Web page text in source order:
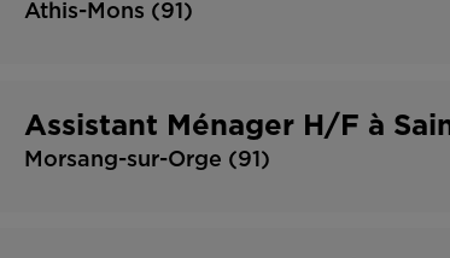
Athis-Mons (91)
Assistant Ménager H/F à
Morsang-sur-Orge (91)